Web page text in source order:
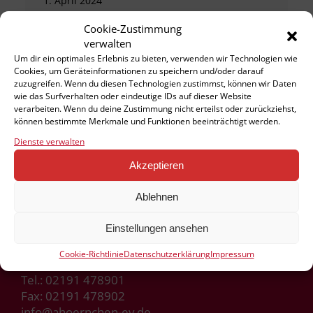
Cookie-Zustimmung
verwalten
Um dir ein optimales Erlebnis zu bieten, verwenden wir Technologien wie
Cookies, um Geräteinformationen zu speichern und/oder darauf
zuzugreifen. Wenn du diesen Technologien zustimmst, können wir Daten
wie das Surfverhalten oder eindeutige IDs auf dieser Website
verarbeiten. Wenn du deine Zustimmung nicht erteilst oder zurückziehst,
können bestimmte Merkmale und Funktionen beeinträchtigt werden.
Dienste verwalten
Akzeptieren
Ablehnen
Einstellungen ansehen
Cookie-RichtlinieDatenschutzerklärungImpressum
Google
Kompletten Kalender ansehen
Kindertagesstätte Ahörnchen e.V.
Handy:0163 5130267
Tel.: 02191 478901
Fax: 02191 478902